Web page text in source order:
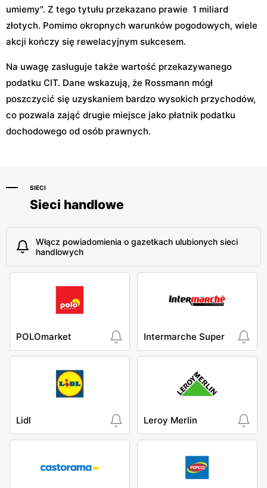
umiemy". Z tego tytułu przekazano prawie 1 miliard
złotych. Pomimo okropnych warunków pogodowych, wiele
akcji kończy się rewelacyjnym sukcesem.
Na uwagę zasługuje także wartość przekazywanego
podatku CIT. Dane wskazują, że Rossmann mógł
poszczycić się uzyskaniem bardzo wysokich przychodów,
co pozwala zająć drugie miejsce jako płatnik podatku
dochodowego od osób prawnych.
SIECI
Sieci handlowe
Włącz powiadomienia o gazetkach ulubionych sieci
handlowych
POLOmarket Intermarche Super
Lidl Leroy Merlin